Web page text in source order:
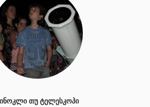
ᲗᲣ ᲢᲔᲚᲔᲡᲙᲝᲞᲘ